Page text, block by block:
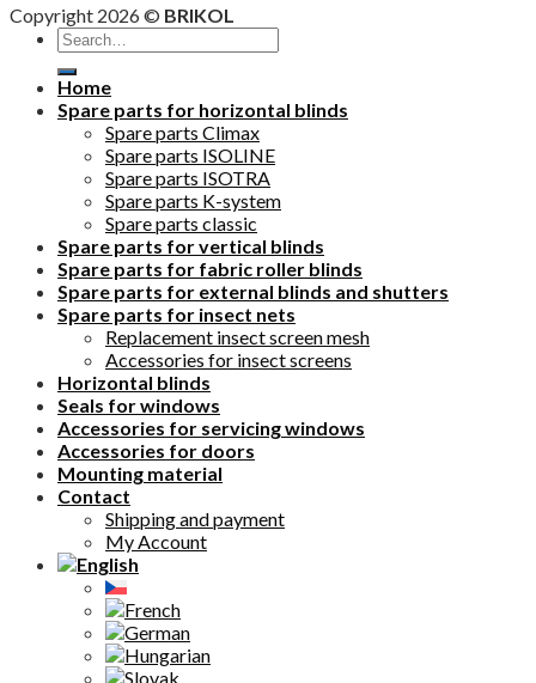
Copyright 2026 © BRIKOL
Home
Spare parts for horizontal blinds
Spare parts Climax
Spare parts ISOLINE
Spare parts ISOTRA
Spare parts K-system
Spare parts classic
Spare parts for vertical blinds
Spare parts for fabric roller blinds
Spare parts for external blinds and shutters
Spare parts for insect nets
Replacement insect screen mesh
Accessories for insect screens
Horizontal blinds
Seals for windows
Accessories for servicing windows
Accessories for doors
Mounting material
Contact
Shipping and payment
My Account